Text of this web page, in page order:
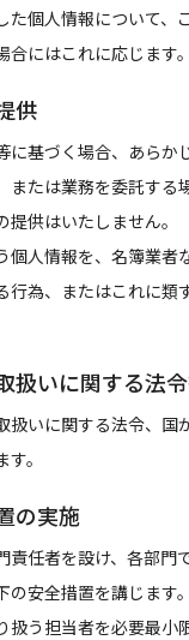
た個人情報について、
にはこれに応じます。
供
に基づく場合、あらか
または業務を委託する
供はいたしません。
個人情報を、名簿業者
行為、またはこれに類
扱いに関する法
扱いに関する法令、国
。
の実施
責任者を設け、各部門
安全措置を講じます。
扱う担当者を必要最小